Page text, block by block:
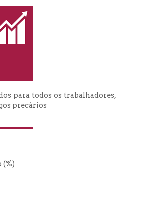
para todos os trabalhadores,
precários
(%)